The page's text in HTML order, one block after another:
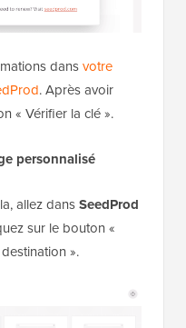
dansvotre
. Après avoir
« Vérifier la clé ».
personnalisé
allez dansSeedProd
sur le bouton «
».